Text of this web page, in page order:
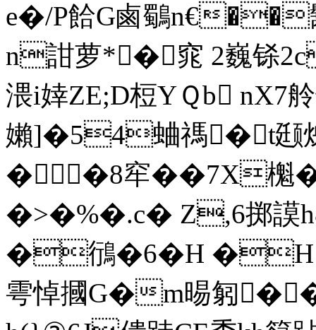
e�/P餄G鹵鸀n€��
n詌 萝*�窕 2巍铩
渨i婞ZE;D梪YＱb nX7
嬾]�54蛐禡� t颋炴
� �8窂��7X櫆
�>�%�.c� Z,6掷
�鴴�6�H �H
雩悼摑G�m晹匑